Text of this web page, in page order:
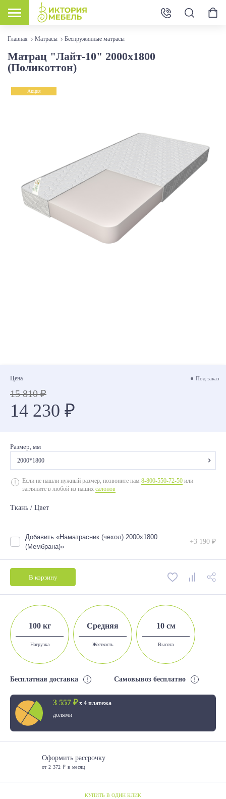
Главная Матрасы Беспружинные матрасы
Матрац "Лайт-10" 2000х1800
(Поликоттон)
Акция
Цена Под заказ
15 810 ₽
14 230 ₽
Размер, мм
2000*1800
2000*700
2000*900
2000*1400
2000*1600
2000*1800
Если не нашли нужный размер, позвоните нам 8-800-550-72-50 или
загляните в любой из наших салонов
Ткань / Цвет
Добавить «Наматрасник (чехол) 2000х1800
(Мембрана)»
+3 190 ₽
В корзину
100 кг
Нагрузка
Средняя
Жесткость
10 см
Высота
Бесплатная доставка Самовывоз бесплатно
3 557 ₽х 4 платежа
долями
Оформить рассрочку
от 2 372 ₽ в месяц
КУПИТЬ В ОДИН КЛИК